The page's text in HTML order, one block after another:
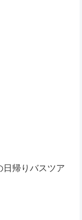
日帰りバスツア